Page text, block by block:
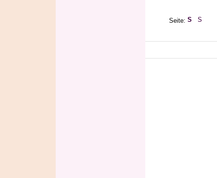
Seite: